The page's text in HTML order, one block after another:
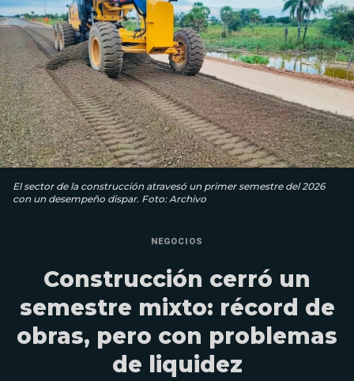
El sector de la construcción atravesó un primer semestre del 2026
con un desempeño dispar. Foto: Archivo
NEGOCIOS
Construcción cerró un
semestre mixto: récord de
obras, pero con problemas
de liquidez